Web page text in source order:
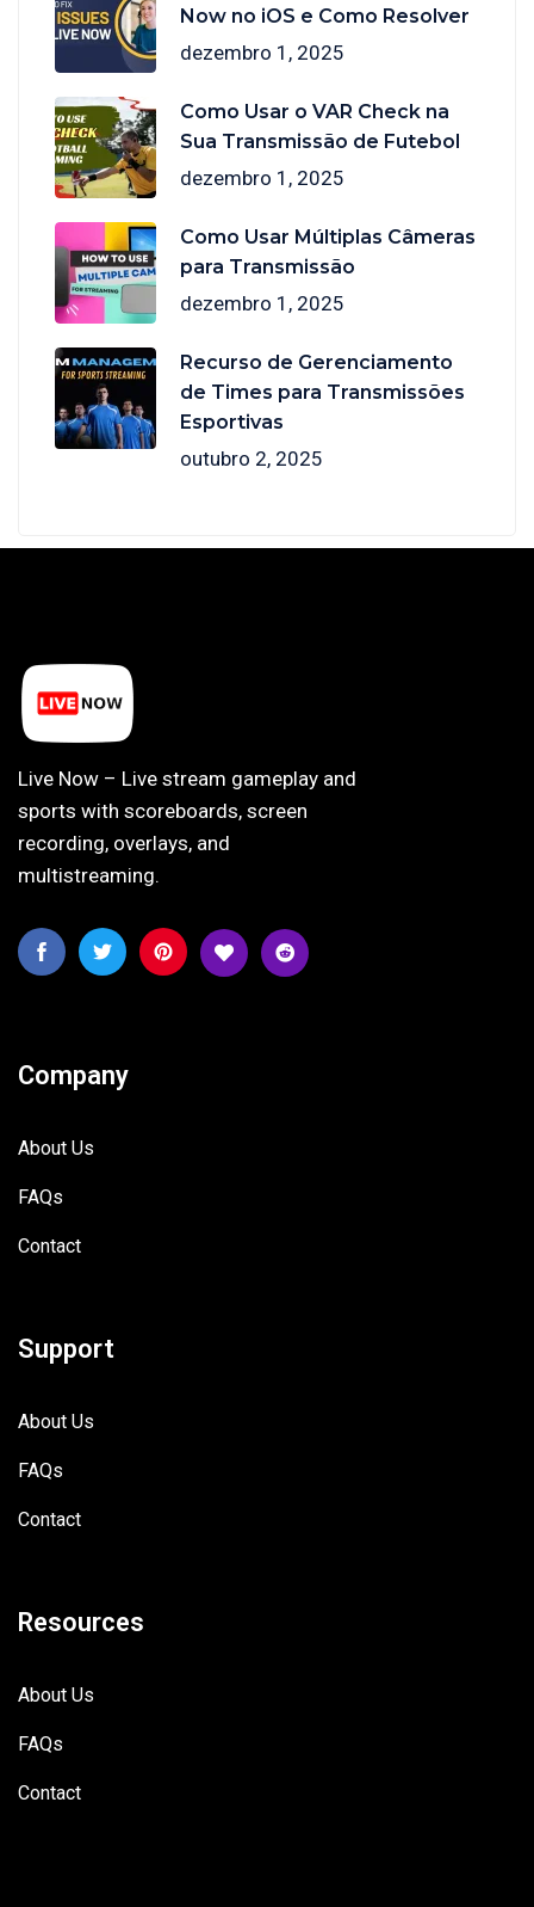
Now no iOS e Como Resolver
dezembro 1, 2025
Como Usar o VAR Check na
Sua Transmissão de Futebol
dezembro 1, 2025
Como Usar Múltiplas Câmeras
para Transmissão
dezembro 1, 2025
Recurso de Gerenciamento
de Times para Transmissões
Esportivas
outubro 2, 2025
Live Now – Live stream gameplay and
sports with scoreboards, screen
recording, overlays, and
multistreaming.
Company
About Us
FAQs
Contact
Support
About Us
FAQs
Contact
Resources
About Us
FAQs
Contact